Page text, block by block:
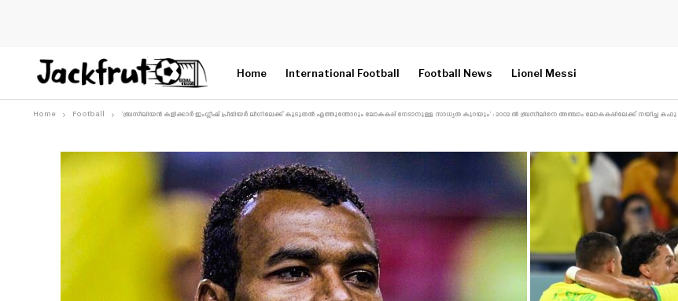
Home International Football Football News Lionel Messi
Home Football ‘ബ്രസീലിയൻ കളിക്കാർ ഇംഗ്ലീഷ് പ്രീമിയർ ലീഗിലേക്ക് കൂടുതൽ എത്തുന്തോറും ലോകകപ്പ് നേടാനുള്ള സാധ്യത കുറയും’ : 2002 ൽ ബ്രസീലിനെ അഞ്ചാം ലോകകപ്പിലേക്ക് നയിച്ച കഫു